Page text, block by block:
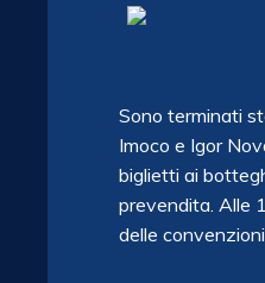
Sono terminati
Imoco e Igor
biglietti ai
prevendita. Alle
delle